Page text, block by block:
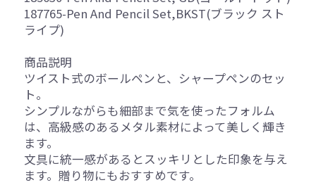
187765-Pen And Pencil Set,BKST(ブラック スト
ライプ)
商品説明
ツイスト式のボールペンと、シャープペンのセッ
ト。
シンプルながらも細部まで気を使ったフォルム
は、高級感のあるメタル素材によって美しく輝き
ます。
文具に統一感があるとスッキリとした印象を与え
ます。贈り物にもおすすめです。